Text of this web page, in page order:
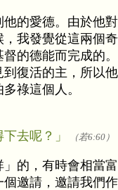
的愛德。由於他
我發覺從這兩個
的德能而完成的
復活的主，所以
祿這個人。
去呢？」
（若6:60）
的，有時會相當
邀請，邀請我們